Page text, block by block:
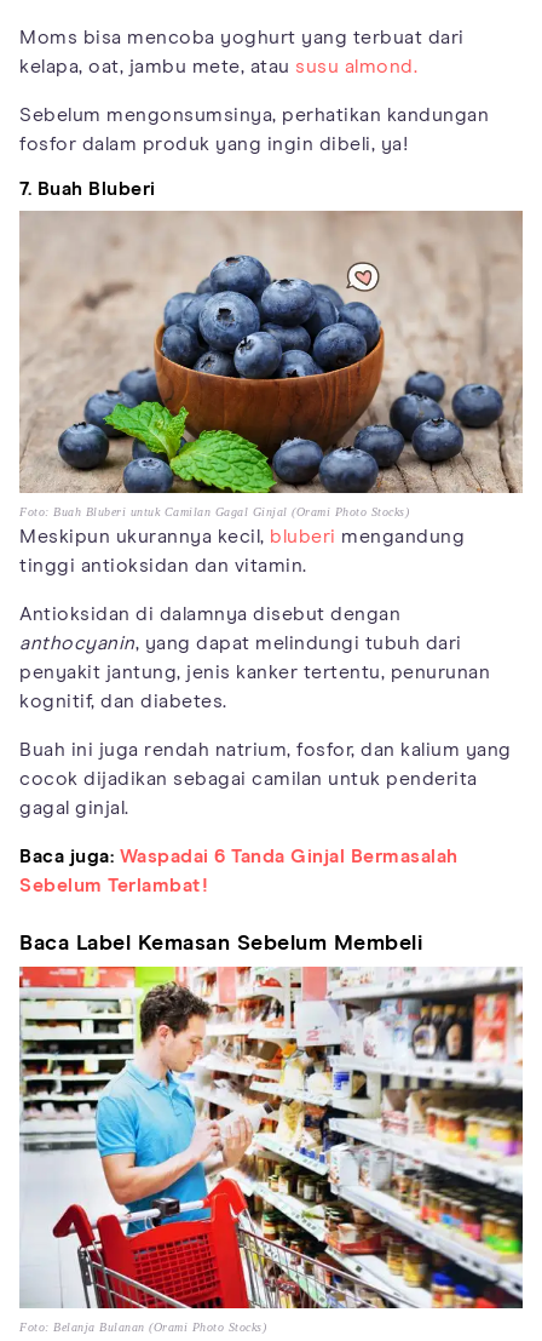
Moms bisa mencoba yoghurt yang terbuat dari
kelapa, oat, jambu mete, atau susu almond.
Sebelum mengonsumsinya, perhatikan kandungan
fosfor dalam produk yang ingin dibeli, ya!
7. Buah Bluberi
Foto: Buah Bluberi untuk Camilan Gagal Ginjal (Orami Photo Stocks)
Meskipun ukurannya kecil, bluberi mengandung
tinggi antioksidan dan vitamin.
Antioksidan di dalamnya disebut dengan
anthocyanin, yang dapat melindungi tubuh dari
penyakit jantung, jenis kanker tertentu, penurunan
kognitif, dan diabetes.
Buah ini juga rendah natrium, fosfor, dan kalium yang
cocok dijadikan sebagai camilan untuk penderita
gagal ginjal.
Baca juga: Waspadai 6 Tanda Ginjal Bermasalah
Sebelum Terlambat!
Baca Label Kemasan Sebelum Membeli
Foto: Belanja Bulanan (Orami Photo Stocks)